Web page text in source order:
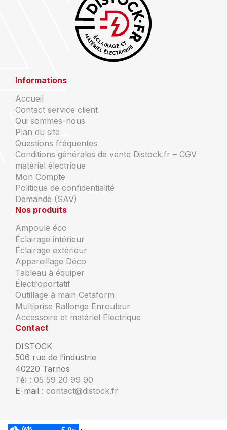
Informations
Accueil
Contact service client
Qui sommes-nous
Plan du site
Questions fréquentes
Conditions générales de vente Distock.fr – CGV
matériel électrique
Mon Compte
Politique de confidentialité
Demande (SAV)
Nos produits
Ampoule éco
Éclairage intérieur
Éclairage extérieur
Appareillage Déco
Tableau à équiper
Électroportatif
Outillage à main Cetaform
Multiprise Rallonge Enrouleur
Accessoire et matériel Electrique
Contact
DISTOCK
506 rue de l’industrie
40220 Tarnos
Tél : 05 59 20 99 90
E-mail : contact@distock.fr